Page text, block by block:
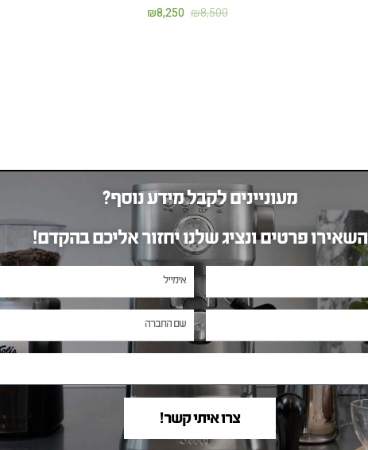
₪8,500
₪8,250
מעוניינים לקבל מידע נוסף?
השאירו פרטים ונציג שלנו יחזור אליכם בהקדם!
צרו איתי קשר!